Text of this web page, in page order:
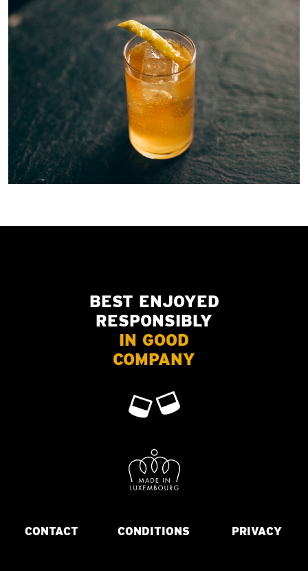
BEST ENJOYED
RESPONSIBLY
IN GOOD
COMPANY
CONTACT CONDITIONS PRIVACY